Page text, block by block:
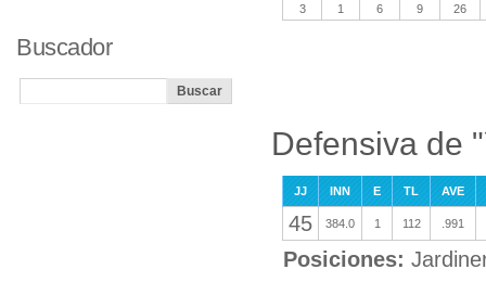
3
1 6 9 26
Defensiva de
JJ INN E TL AVE
45 384.0 1 112 .991
Posiciones:
Buscador